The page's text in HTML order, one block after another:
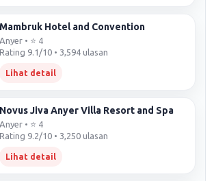
Mambruk Hotel and Convention
Anyer • ⭐ 4
Rating 9.1/10 • 3,594 ulasan
Lihat detail
Novus Jiva Anyer Villa Resort and Spa
Anyer • ⭐ 4
Rating 9.2/10 • 3,250 ulasan
Lihat detail